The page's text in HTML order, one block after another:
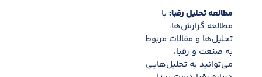
مطالعه تحلیل رقبا: با
مطالعه گزارش‌ها،
تحلیل‌ها و مقالات مربوط
به صنعت و رقبا،
می‌توانید به تحلیل‌هایی